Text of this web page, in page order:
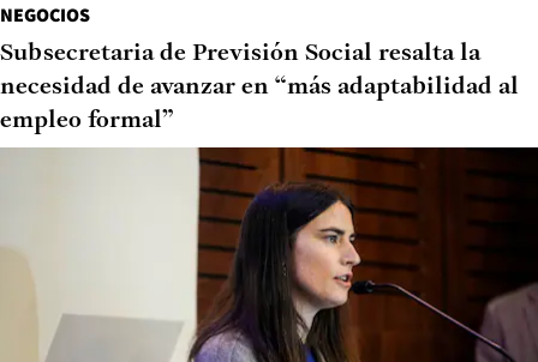
NEGOCIOS
Subsecretaria de Previsión Social resalta la
necesidad de avanzar en “más adaptabilidad al
empleo formal”